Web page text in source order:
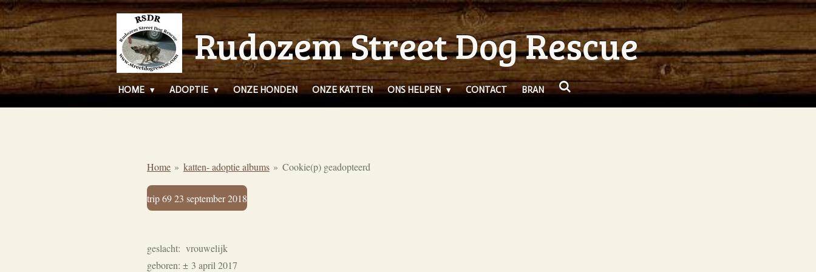
Ga
direct
naar
de
hoofdinhoud
Rudozem Street Dog Rescue
HOME ADOPTIE ONZE HONDEN ONZE KATTEN ONS HELPEN CONTACT BRAN
Home » katten- adoptie albums » Cookie(p) geadopteerd
trip 69 23 september 2018
geslacht: vrouwelijk
geboren: ± 3 april 2017